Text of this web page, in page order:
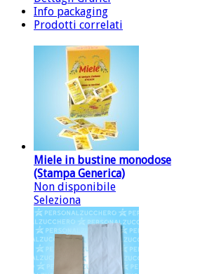
Info packaging
Prodotti correlati
Miele in bustine monodose
(Stampa Generica)
Non disponibile
Seleziona